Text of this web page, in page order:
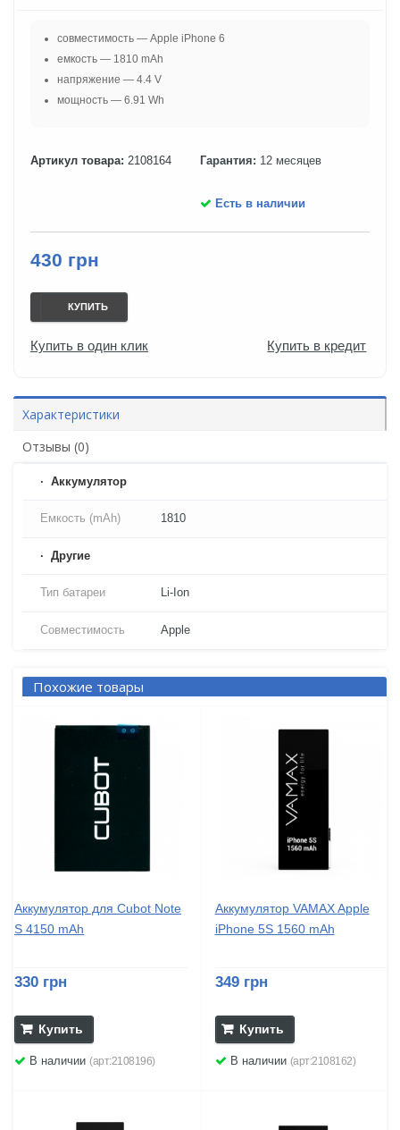
совместимость — Apple iPhone 6
емкость — 1810 mAh
напряжение — 4.4 V
мощность — 6.91 Wh
Артикул товара: 2108164 Гарантия: 12 месяцев
Есть в наличии
430 грн
КУПИТЬ
Купить в один клик Купить в кредит
Характеристики
Отзывы (0)
Аккумулятор
Емкость (mAh) 1810
Другие
Тип батареи Li-Ion
Совместимость Apple
Похожие товары
Аккумулятор для Cubot Note
S 4150 mAh
330 грн
Купить
В наличии (арт:2108196)
Аккумулятор VAMAX Apple
iPhone 5S 1560 mAh
349 грн
Купить
В наличии (арт:2108162)